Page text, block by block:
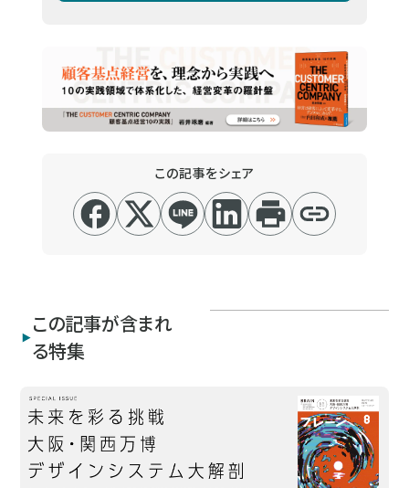
この記事をシェア
この記事が含まれ
る特集